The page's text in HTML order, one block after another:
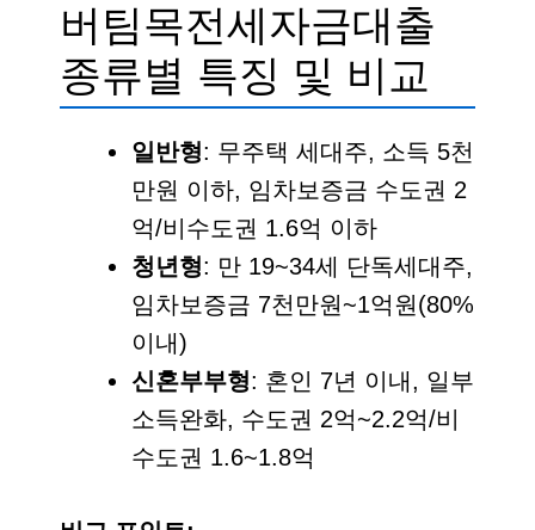
버팀목전세자금대출
종류별 특징 및 비교
일반형: 무주택 세대주, 소득 5천
만원 이하, 임차보증금 수도권 2
억/비수도권 1.6억 이하
청년형: 만 19~34세 단독세대주,
임차보증금 7천만원~1억원(80%
이내)
신혼부부형: 혼인 7년 이내, 일부
소득완화, 수도권 2억~2.2억/비
수도권 1.6~1.8억